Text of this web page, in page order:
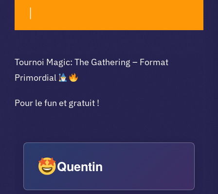
|
Tournoi Magic: The Gathering – Format
Primordial
Pour le fun et gratuit !
Quentin